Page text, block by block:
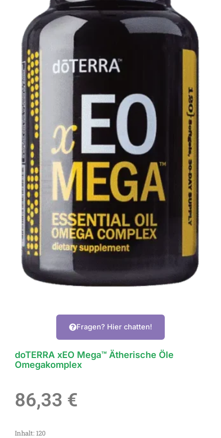
Fragen? Hier chatten!
doTERRA xEO Mega™ Ätherische Öle
Omegakomplex
86,33 €
Inhalt: 120